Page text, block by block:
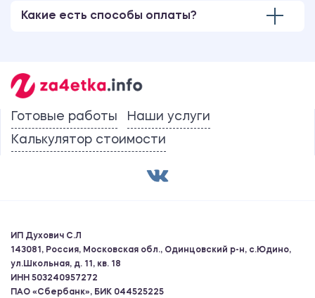
Какие есть способы оплаты?
Готовые работы
Наши услуги
Калькулятор стоимости
ИП Духович С.Л
143081, Россия, Московская обл., Одинцовский р-н, с.Юдино,
ул.Школьная, д. 11, кв. 18
ИНН 503240957272
ПАО «Сбербанк», БИК 044525225